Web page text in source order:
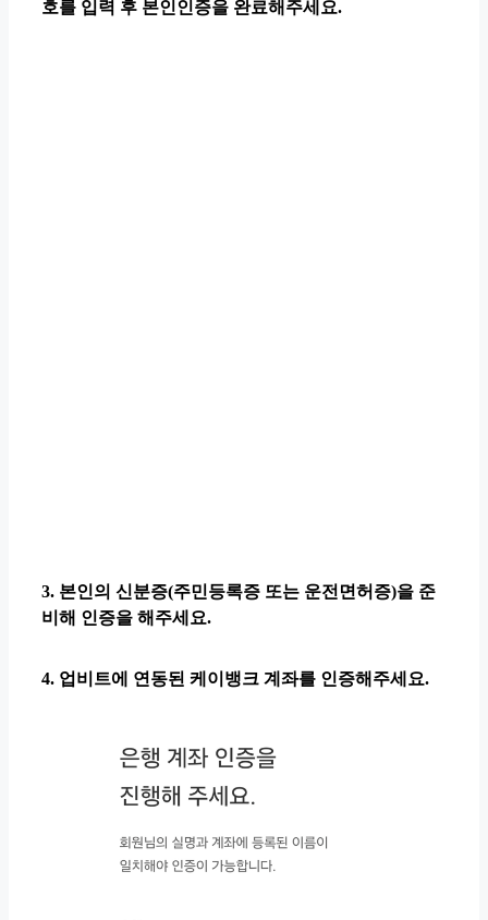
호를 입력 후 본인인증을 완료해주세요.
3. 본인의 신분증(주민등록증 또는 운전면허증)을 준
비해 인증을 해주세요.
4. 업비트에 연동된 케이뱅크 계좌를 인증해주세요.